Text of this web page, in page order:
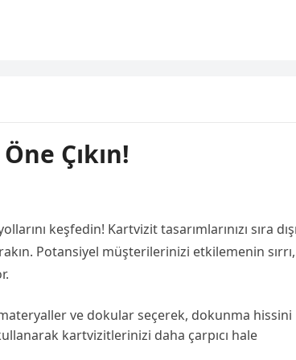
Çıkın!
keşfedin! Kartvizit tasarımlarınızı sıra
Potansiyel müşterilerinizi etkilemenin sırrı,
ve dokular seçerek, dokunma hissini
kartvizitlerinizi daha çarpıcı hale